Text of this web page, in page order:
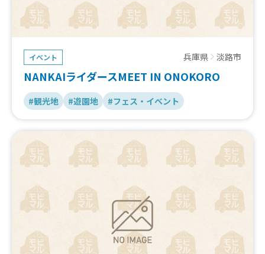
イベント 兵庫県 淡路市
NANKAIライダースMEET IN ONOKORO
#観光地 #遊園地 #フェス・イベント